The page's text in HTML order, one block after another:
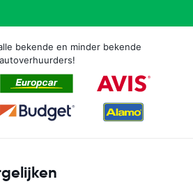
bekende en minder bekende
autoverhuurders!